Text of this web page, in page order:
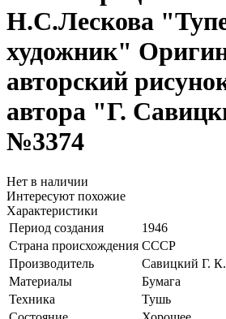
Н.С.Лескова
художник"
авторский
автора "Г.
№3374
Нет в наличии
Интересуют похожие
Характеристики
Период создания
1946
Страна происхождения СССР
Производитель
Савицкий Г. К.
Материалы
Бумага
Техника
Тушь